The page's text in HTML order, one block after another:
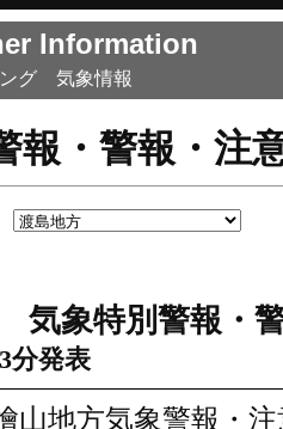
Information
ング 気象情報
報・警報・注
気象特別警報・
分発表
山地方気象警報・